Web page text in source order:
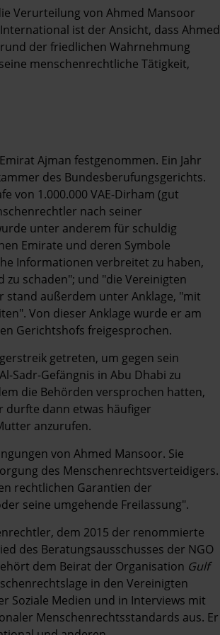
Verurteilung von Ahmed Mansoor
ist der Ansicht, dass Ahmed
der friedlichen Wahrnehmung
menschenrechtliche Tätigkeit,
Ajman festgenommen. Ein Jahr
des Bundesberufungsgerichts.
von 1.000.000 VAE-Dirham (gut
nach seiner
unter anderem für schuldig
Emirate und deren Symbole
Informationen verbreitet zu haben,
zu schaden"; und "die Vereinigten
stand außerdem unter Anklage, "mit
Von dieser Anklage wurde er am
Gerichtshofs freigesprochen.
getreten, um gegen sein
Sadr-Gefängnis in Abu Dhabi zu
die Behörden versprochen hatten,
durfte dann etwas häufiger
anzurufen.
von Ahmed Mansoor. Sie
des Menschenrechtsverteidigers.
rechtlichen Garantien der
seine umgehende Freilassung".
dem 2015 der renommierte
des Beratungsausschusses der NGO
dem Beirat der Organisation Gulf
in den Vereinigten
Soziale Medien und in Interviews mit
Menschenrechtsstandards aus. Er